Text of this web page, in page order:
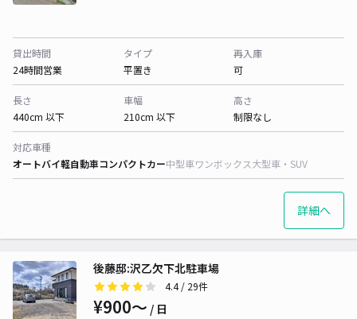
貸出時間
24時間営業
タイプ
平置き
再入庫
可
長さ
440cm 以下
車幅
210cm 以下
高さ
制限なし
対応車種
オートバイ軽自動車コンパクトカー中型車ワンボックス大型車・SUV
詳細へ
後藤邸:沢乙欠下北駐車場
4.4/ 29件
¥900〜 / 日